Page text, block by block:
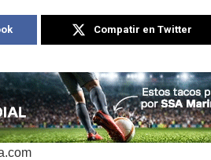
Compatir en Twitter